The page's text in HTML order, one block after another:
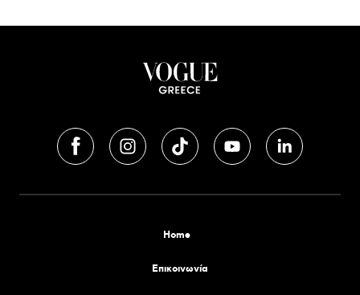
Home
Επικοινωνία